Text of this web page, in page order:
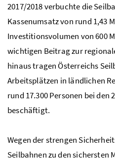
2017/2018 verbuchte die
Kassenumsatz von rund 1,43
Investitionsvolumen von 600
wichtigen Beitrag zur
hinaus tragen Österreichs
Arbeitsplätzen in ländlichen
rund 17.300 Personen bei den
beschäftigt.
Wegen der strengen
Seilbahnen zu den sichersten